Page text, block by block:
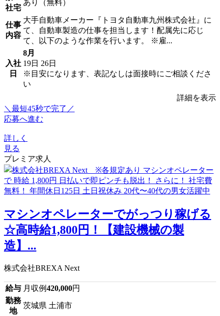
社宅
あり（無料）
仕事
内容
大手自動車メーカー『トヨタ自動車九州株式会社』に
て、自動車製造の仕事を担当します！配属先に応じ
て、以下のような作業を行います。 ※雇...
入社
日
8月
19日 26日
※目安になります、表記なしは面接時にご相談くださ
い
詳細を表示
＼最短45秒で完了／
応募へ進む
詳しく
見る
プレミア求人
マシンオペレーターでがっつり稼げる
☆高時給1,800円！【建設機械の製
造】...
株式会社BREXA Next
給与 月収例420,000円
勤務
地
茨城県 土浦市